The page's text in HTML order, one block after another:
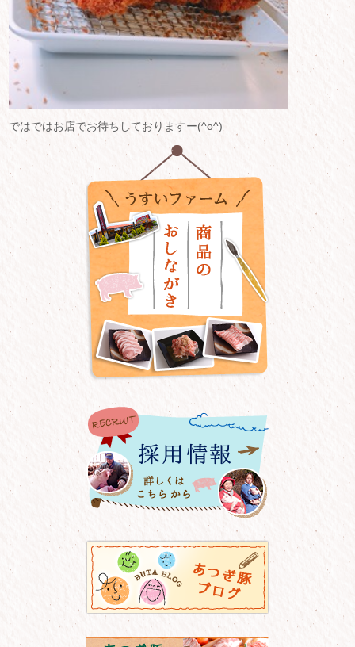
ではではお店でお待ちしておりますー(^o^)